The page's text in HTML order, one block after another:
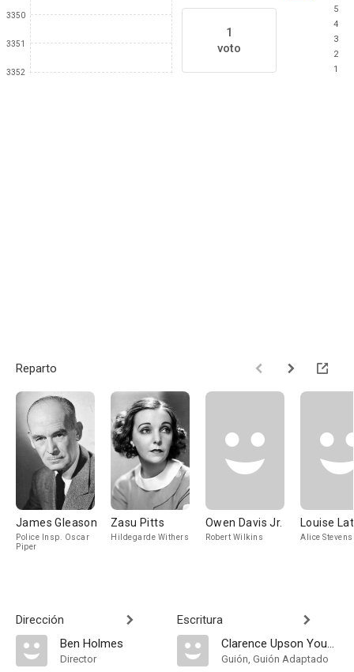
3350
3351
3352
1
voto
5
4
3
2
1
Reparto
James Gleason
Police Insp. Oscar
Piper
Zasu Pitts
Hildegarde Withers
Owen Davis Jr.
Robert Wilkins
Louise
Alice Stevens
Dirección
Ben Holmes
Director
Escritura
Clarence Upson Young
Guión, Guión Adaptado